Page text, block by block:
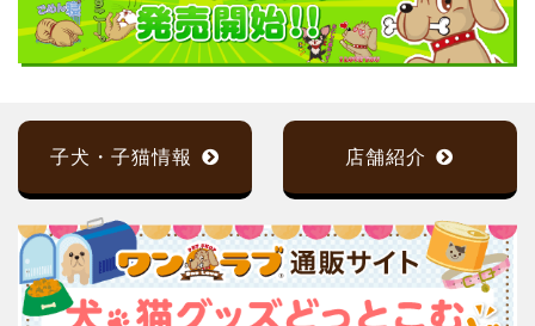
子犬・子猫情報 店舗紹介